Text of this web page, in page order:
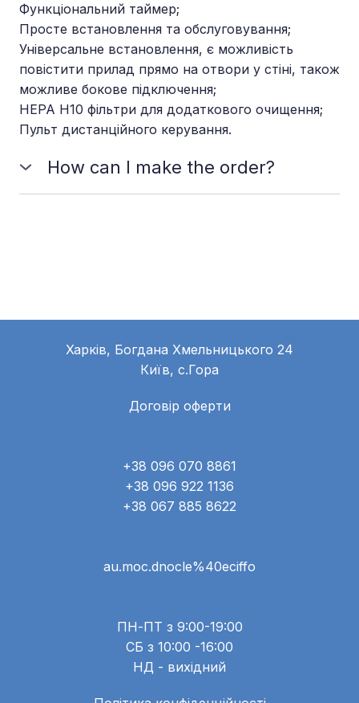
Функціональний таймер;
Просте встановлення та обслуговування;
Універсальне встановлення, є можливість
повістити прилад прямо на отвори у стіні, також
можливе бокове підключення;
НЕРА H10 фільтри для додаткового очищення;
Пульт дистанційного керування.
How can I make the order?
Харків, Богдана Хмельницького 24
Київ, с.Гора
Договір оферти
+38 096 070 8861
+38 096 922 1136
+38 067 885 8622
au.moc.dnocle%40eciffo
ПН-ПТ з 9:00-19:00
СБ з 10:00 -16:00
НД - вихідний